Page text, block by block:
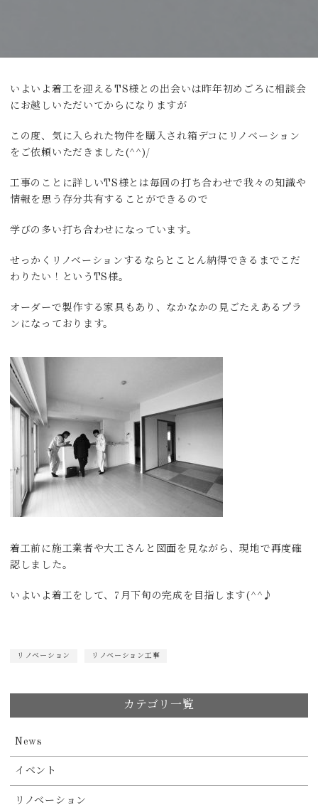
いよいよ着工を迎えるTS様との出会いは昨年初めごろに相談会
にお越しいただいてからになりますが
この度、気に入られた物件を購入され箱デコにリノベーション
をご依頼いただきました(^^)/
工事のことに詳しいTS様とは毎回の打ち合わせで我々の知識や
情報を思う存分共有することができるので
学びの多い打ち合わせになっています。
せっかくリノベーションするならとことん納得できるまでこだ
わりたい！というTS様。
オーダーで製作する家具もあり、なかなかの見ごたえあるプラ
ンになっております。
着工前に施工業者や大工さんと図面を見ながら、現地で再度確
認しました。
いよいよ着工をして、7月下旬の完成を目指します(^^♪
リノベーション リノベーション工事
カテゴリ一覧
News
イベント
リノベーション